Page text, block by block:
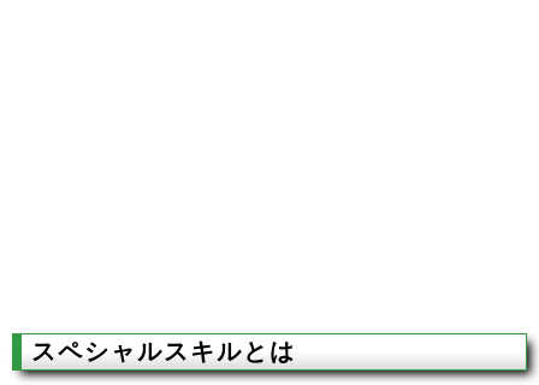
スペシャルスキルとは